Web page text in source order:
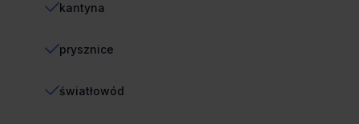
kantyna
prysznice
światłowód